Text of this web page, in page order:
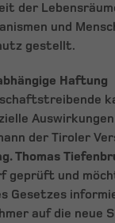
der
und
gestellt.
Haftung
der Tiroler
Thomas
geprüft und
Gesetzes
auf die neue